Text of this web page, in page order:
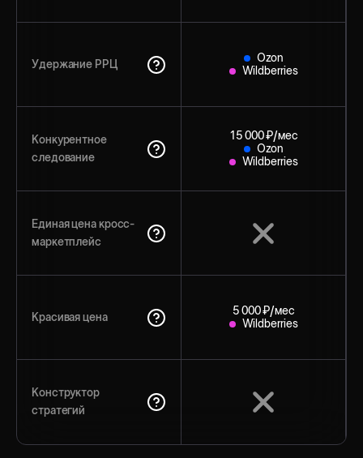
Удержание РРЦ
Ozon
Wildberries
Конкурентное
следование
15 000 ₽/мес
Ozon
Wildberries
Единая цена кросс-
маркетплейс
Красивая цена
5 000 ₽/мес
Wildberries
Конструктор
стратегий